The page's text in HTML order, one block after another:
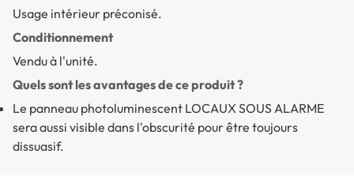
Usage intérieur préconisé.
Conditionnement
Vendu à l'unité.
Quels sont les avantages de ce produit ?
Le panneau photoluminescent LOCAUX SOUS ALARME
sera aussi visible dans l'obscurité pour être toujours
dissuasif.